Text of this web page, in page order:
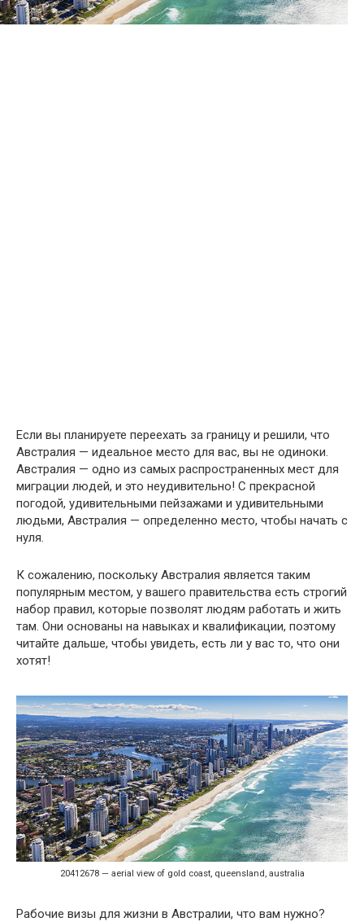
Если вы планируете переехать за границу и решили, что
Австралия — идеальное место для вас, вы не одиноки.
Австралия — одно из самых распространенных мест для
миграции людей, и это неудивительно! С прекрасной
погодой, удивительными пейзажами и удивительными
людьми, Австралия — определенно место, чтобы начать с
нуля.
К сожалению, поскольку Австралия является таким
популярным местом, у вашего правительства есть строгий
набор правил, которые позволят людям работать и жить
там. Они основаны на навыках и квалификации, поэтому
читайте дальше, чтобы увидеть, есть ли у вас то, что они
хотят!
20412678 — aerial view of gold coast, queensland, australia
Рабочие визы для жизни в Австралии, что вам нужно?